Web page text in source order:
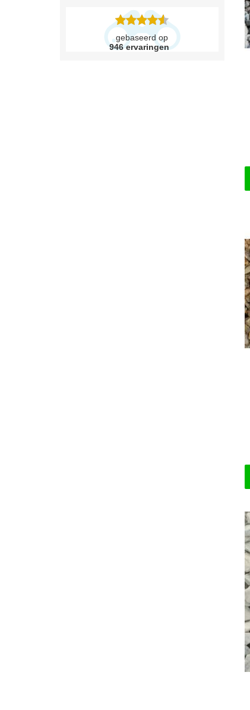
gebaseerd op
946 ervaringen